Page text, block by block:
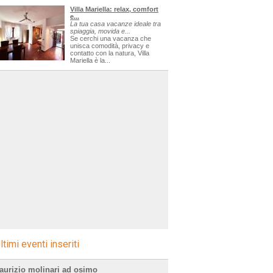
Villa Mariella: relax, comfort
e...
La tua casa vacanze ideale tra
spiaggia, movida e...
Se cerchi una vacanza che
unisca comodità, privacy e
contatto con la natura, Villa
Mariella è la...
eventi inseriti
molinari ad osimo